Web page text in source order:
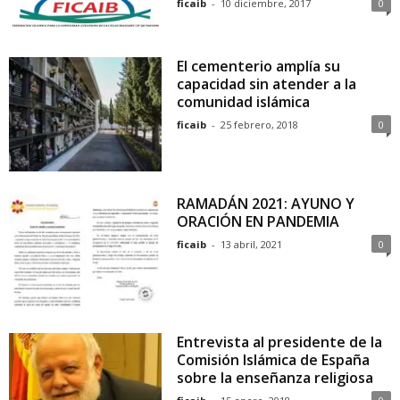
ficaib - 10 diciembre, 2017 0
El cementerio amplía su
capacidad sin atender a la
comunidad islámica
ficaib - 25 febrero, 2018 0
RAMADÁN 2021: AYUNO Y
ORACIÓN EN PANDEMIA
ficaib - 13 abril, 2021 0
Entrevista al presidente de la
Comisión Islámica de España
sobre la enseñanza religiosa